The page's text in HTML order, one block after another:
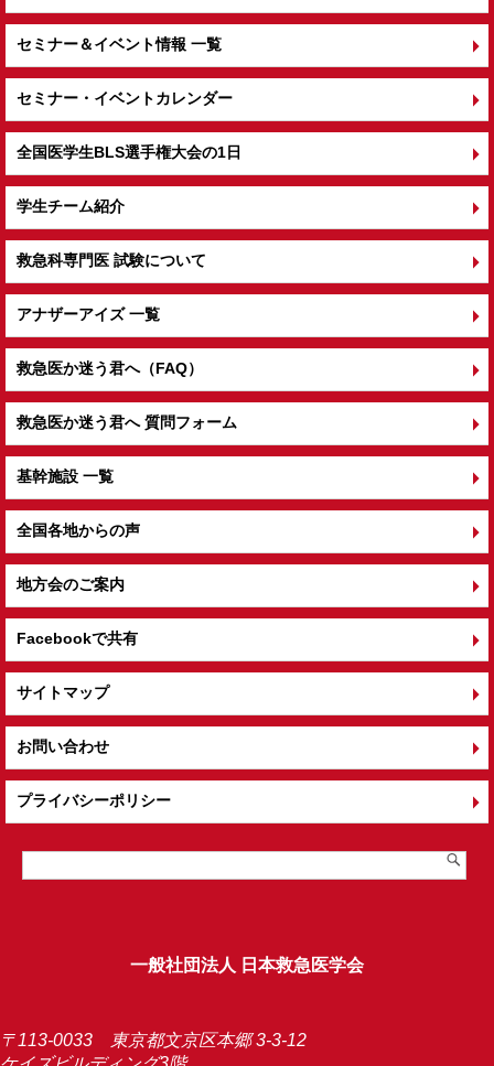
セミナー＆イベント情報 一覧
セミナー・イベントカレンダー
全国医学生BLS選手権大会の1日
学生チーム紹介
救急科専門医 試験について
アナザーアイズ 一覧
救急医か迷う君へ（FAQ）
救急医か迷う君へ 質問フォーム
基幹施設 一覧
全国各地からの声
地方会のご案内
Facebookで共有
サイトマップ
お問い合わせ
プライバシーポリシー
一般社団法人 日本救急医学会
〒113-0033 東京都文京区本郷 3-3-12